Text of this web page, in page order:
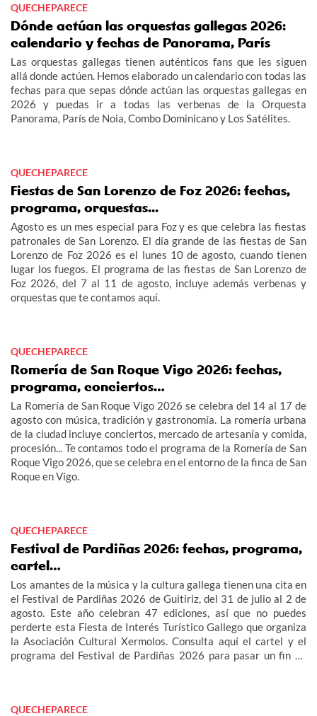
QUECHEPARECE
Dónde actúan las orquestas gallegas 2026:
calendario y fechas de Panorama, París
Las orquestas gallegas tienen auténticos fans que les siguen
allá donde actúen. Hemos elaborado un calendario con todas las
fechas para que sepas dónde actúan las orquestas gallegas en
2026 y puedas ir a todas las verbenas de la Orquesta
Panorama, París de Noia, Combo Dominicano y Los Satélites.
QUECHEPARECE
Fiestas de San Lorenzo de Foz 2026: fechas,
programa, orquestas...
Agosto es un mes especial para Foz y es que celebra las fiestas
patronales de San Lorenzo. El día grande de las fiestas de San
Lorenzo de Foz 2026 es el lunes 10 de agosto, cuando tienen
lugar los fuegos. El programa de las fiestas de San Lorenzo de
Foz 2026, del 7 al 11 de agosto, incluye además verbenas y
orquestas que te contamos aquí.
QUECHEPARECE
Romería de San Roque Vigo 2026: fechas,
programa, conciertos…
La Romería de San Roque Vigo 2026 se celebra del 14 al 17 de
agosto con música, tradición y gastronomía. La romería urbana
de la ciudad incluye conciertos, mercado de artesanía y comida,
procesión... Te contamos todo el programa de la Romería de San
Roque Vigo 2026, que se celebra en el entorno de la finca de San
Roque en Vigo.
QUECHEPARECE
Festival de Pardiñas 2026: fechas, programa,
cartel…
Los amantes de la música y la cultura gallega tienen una cita en
el Festival de Pardiñas 2026 de Guitiriz, del 31 de julio al 2 de
agosto. Este año celebran 47 ediciones, así que no puedes
perderte esta Fiesta de Interés Turístico Gallego que organiza
la Asociación Cultural Xermolos. Consulta aquí el cartel y el
programa del Festival de Pardiñas 2026 para pasar un fin de
QUECHEPARECE